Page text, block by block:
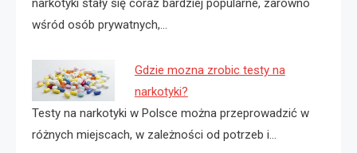
narkotyki stały się coraz bardziej popularne, zarówno
wśród osób prywatnych,…
Gdzie mozna zrobic testy na
narkotyki?
Testy na narkotyki w Polsce można przeprowadzić w
różnych miejscach, w zależności od potrzeb i…